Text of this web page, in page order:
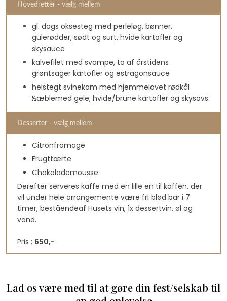
Hovedretter - vælg mellem
gl. dags oksesteg med perleløg, bønner,
gulerødder, sødt og surt, hvide kartofler og
skysauce
kalvefilet med svampe, to af årstidens
grøntsager kartofler og estragonsauce
helstegt svinekam med hjemmelavet rødkål
½æblemed gele, hvide/brune kartofler og skysovs
Desserter - vælg mellem
Citronfromage
Frugttærte
Chokolademousse
​Derefter serveres kaffe med en lille en til kaffen. der
vil under hele arrangemente være fri blød bar i 7
timer, beståendeaf Husets vin, 1x dessertvin, øl og
vand.
​​Pris : 650,-
Lad os være med til at gøre din fest/selskab til